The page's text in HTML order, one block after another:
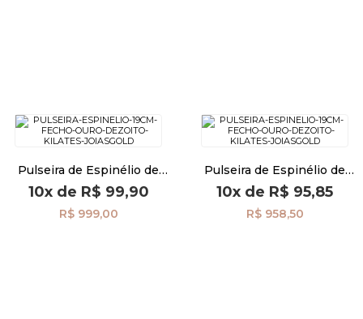
Pulseira de Espinélio de
19cm com Fecho de Ouro
18k pu08639
10xde R$ 99,90
R$ 999,00
Pulseira de Espinélio de
18cm com Fecho de Ouro
18k pu08638
10x de R$ 95,85
R$ 958,50